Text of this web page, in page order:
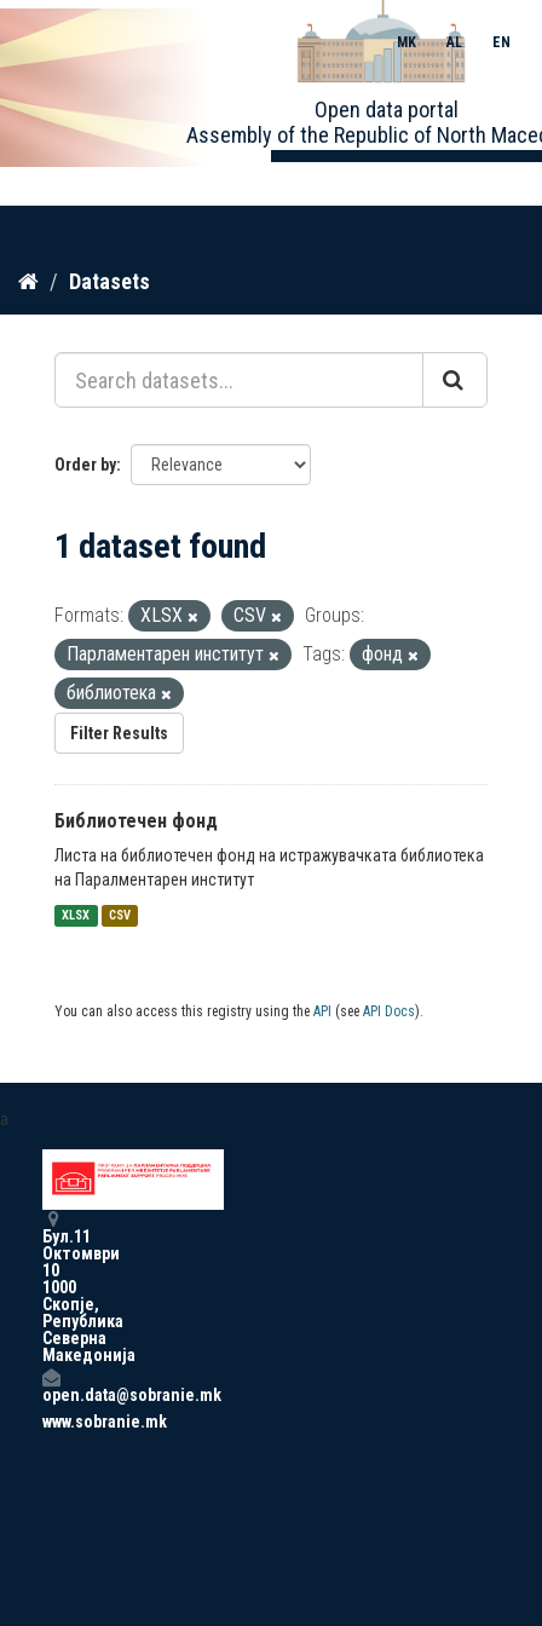
Skip
content
Open data portal
Assembly of the Republic of North
MK AL EN
Datasets
Order by
1 dataset found
Formats: XLSX CSV
Groups:
Парламентарен институт
Tags:
фонд
библиотека
Filter Results
Библиотечен фонд
Листа на библиотечен фонд на истражувачката библиотека
на Паралментарен институт
XLSX CSV
You can also access this registry using the API (see API Docs).
a
Бул.11
Октомври
10
1000
Скопје,
Република
Северна
Македонија
open.data@sobranie.mk
www.sobranie.mk